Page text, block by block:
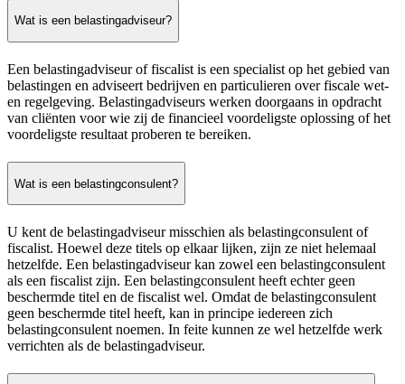
Wat is een belastingadviseur?
Een belastingadviseur of fiscalist is een specialist op het gebied van
belastingen en adviseert bedrijven en particulieren over fiscale wet-
en regelgeving. Belastingadviseurs werken doorgaans in opdracht
van cliënten voor wie zij de financieel voordeligste oplossing of het
voordeligste resultaat proberen te bereiken.
Wat is een belastingconsulent?
U kent de belastingadviseur misschien als belastingconsulent of
fiscalist. Hoewel deze titels op elkaar lijken, zijn ze niet helemaal
hetzelfde. Een belastingadviseur kan zowel een belastingconsulent
als een fiscalist zijn. Een belastingconsulent heeft echter geen
beschermde titel en de fiscalist wel. Omdat de belastingconsulent
geen beschermde titel heeft, kan in principe iedereen zich
belastingconsulent noemen. In feite kunnen ze wel hetzelfde werk
verrichten als de belastingadviseur.